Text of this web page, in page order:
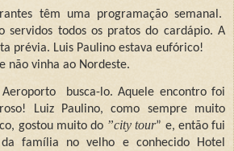
têm uma programação semanal.
servidos todos os pratos do cardápio. A
prévia. Luis Paulino estava eufórico!
não vinha ao Nordeste.
busca-lo. Aquele encontro foi
Luiz Paulino, como sempre muito
gostou muito do ”city tour” e, então fui
família no velho e conhecido Hotel